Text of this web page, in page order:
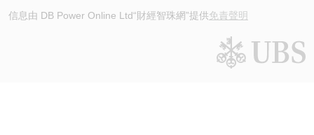
信息由 DB Power Online Ltd“財經智珠網”提供免責聲明